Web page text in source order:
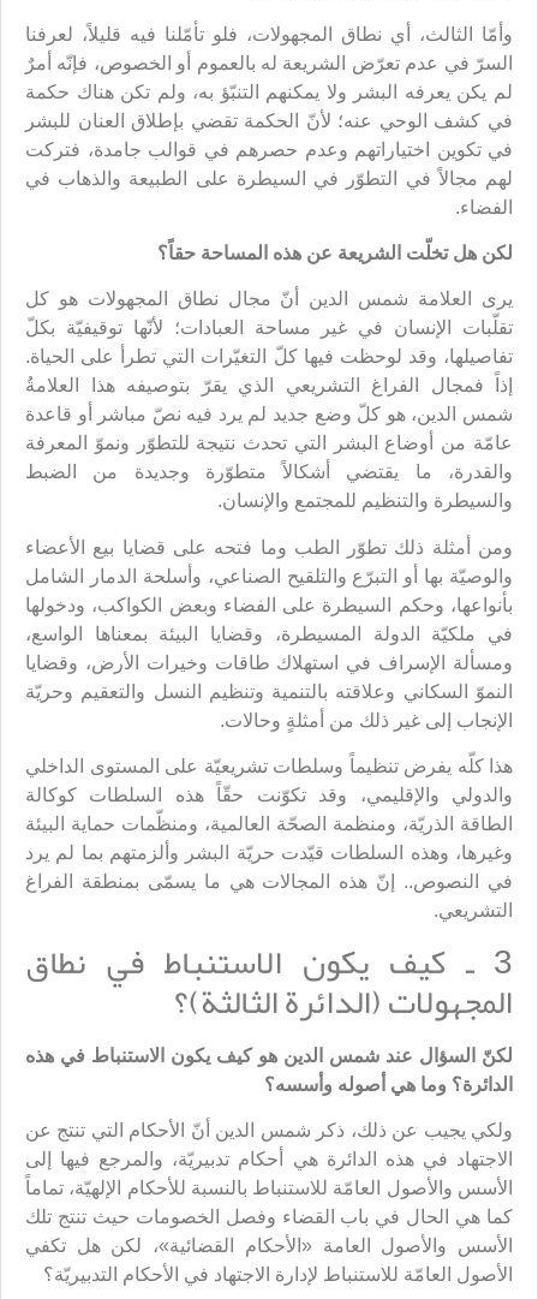
وأمّا الثالث، أي نطاق المجهولات، فلو تأمّلنا فيه قليلاً، لعرفنا
السرّ في عدم تعرّض الشريعة له بالعموم أو الخصوص، فإنّه أمرٌ
لم يكن يعرفه البشر ولا يمكنهم التنبّؤ به، ولم تكن هناك حكمة
في كشف الوحي عنه؛ لأنّ الحكمة تقضي بإطلاق العنان للبشر
في تكوين اختياراتهم وعدم حصرهم في قوالب جامدة، فتركت
لهم مجالاً في التطوّر في السيطرة على الطبيعة والذهاب في
الفضاء.
لكن هل تخلّت الشريعة عن هذه المساحة حقاً؟
يرى العلامة شمس الدين أنّ مجال نطاق المجهولات هو كل
تقلّبات الإنسان في غير مساحة العبادات؛ لأنّها توقيفيّة بكلّ
تفاصيلها، وقد لوحظت فيها كلّ التغيّرات التي تطرأ على الحياة.
إذاً فمجال الفراغ التشريعي الذي يقرّ بتوصيفه هذا العلامةُ
شمس الدين، هو كلّ وضع جديد لم يرد فيه نصّ مباشر أو قاعدة
عامّة من أوضاع البشر التي تحدث نتيجة للتطوّر ونموّ المعرفة
والقدرة، ما يقتضي أشكالاً متطوّرة وجديدة من الضبط
والسيطرة والتنظيم للمجتمع والإنسان.
ومن أمثلة ذلك تطوّر الطب وما فتحه على قضايا بيع الأعضاء
والوصيّة بها أو التبرّع والتلقيح الصناعي، وأسلحة الدمار الشامل
بأنواعها، وحكم السيطرة على الفضاء وبعض الكواكب، ودخولها
في ملكيّة الدولة المسيطرة، وقضايا البيئة بمعناها الواسع،
ومسألة الإسراف في استهلاك طاقات وخيرات الأرض، وقضايا
النموّ السكاني وعلاقته بالتنمية وتنظيم النسل والتعقيم وحريّة
الإنجاب إلى غير ذلك من أمثلةٍ وحالات.
هذا كلّه يفرض تنظيماً وسلطات تشريعيّة على المستوى الداخلي
والدولي والإقليمي، وقد تكوّنت حقّاً هذه السلطات كوكالة
الطاقة الذريّة، ومنظمة الصحّة العالمية، ومنظّمات حماية البيئة
وغيرها، وهذه السلطات قيّدت حريّة البشر وألزمتهم بما لم يرد
في النصوص.. إنّ هذه المجالات هي ما يسمّى بمنطقة الفراغ
التشريعي.
3 ـ كيف يكون الاستنباط في نطاق
المجهولات (الدائرة الثالثة)؟
لكنّ السؤال عند شمس الدين هو كيف يكون الاستنباط في هذه
الدائرة؟ وما هي أصوله وأسسه؟
ولكي يجيب عن ذلك، ذكر شمس الدين أنّ الأحكام التي تنتج عن
الاجتهاد في هذه الدائرة هي أحكام تدبيريّة، والمرجع فيها إلى
الأسس والأصول العامّة للاستنباط بالنسبة للأحكام الإلهيّة، تماماً
كما هي الحال في باب القضاء وفصل الخصومات حيث تنتج تلك
الأسس والأصول العامة «الأحكام القضائية»، لكن هل تكفي
الأصول العامّة للاستنباط لإدارة الاجتهاد في الأحكام التدبيريّة؟